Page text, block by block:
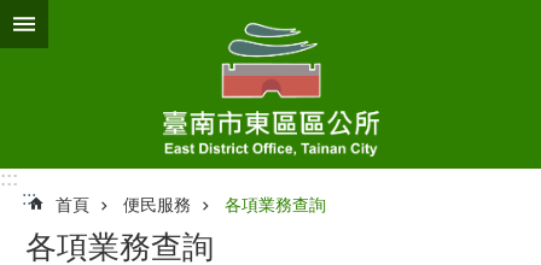
跳到主要內容區塊
:::
:::
首頁 便民服務 各項業務查詢
各項業務查詢